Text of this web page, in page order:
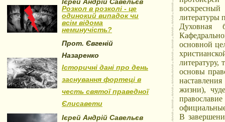
Розкол в розколі - це
одинокий випадок чи
всім відома
неминучість?
Прот. Євгеній
Назаренко
Історичні дані про день
заснування фортеці в
честь святої праведної
Єлисавети
Ієрей Андрій Савельєв
литературы
Духовная
основной
основы
жизни),
В